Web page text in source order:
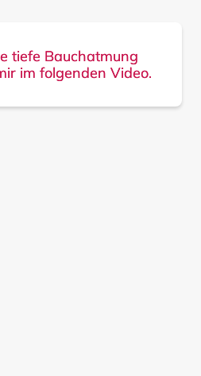
tiefe Bauchatmung
im folgenden Video.